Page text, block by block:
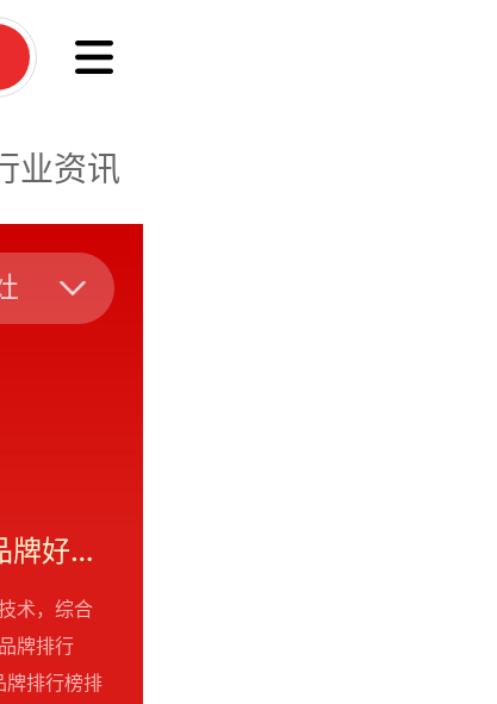
业资讯
2026集成灶品牌排行榜，集成灶十大品牌，集成灶什么品牌好【最新名单公布】
术，综合
牌排行
牌排行榜排